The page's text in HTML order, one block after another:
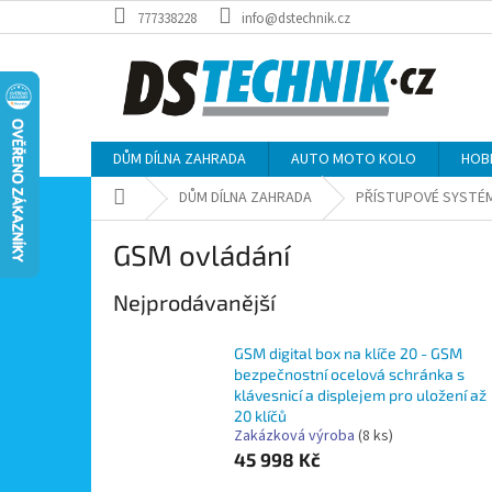
na
777338228 info@dstechnik.cz
DŮM DÍLNA ZAHRADA AUTO MOTO KOLO
Domů DŮM DÍLNA ZAHRADA PŘÍSTUPOVÉ
GSM ovládání
Nejprodávanější
GSM digital box na klíče 20 - GSM
bezpečnostní ocelová schránka s
klávesnicí a displejem pro uložení až
20 klíčů
Zakázková výroba (8 ks)
45 998 Kč